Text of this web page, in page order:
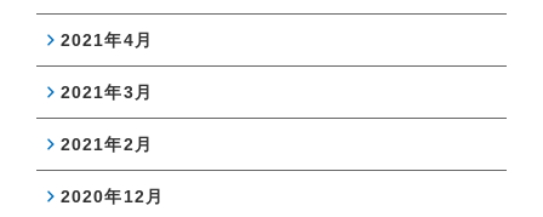
2021年4月
2021年3月
2021年2月
2020年12月